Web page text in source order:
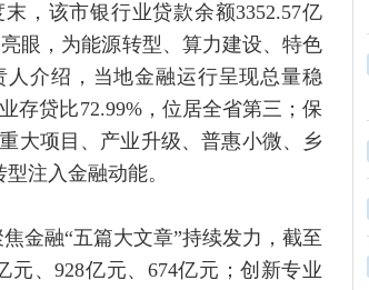
，该市银行业贷款余额3352.57亿
眼，为能源转型、算力建设、特色
介绍，当地金融运行呈现总量稳
存贷比72.99%，位居全省第三；保
大项目、产业升级、普惠小微、乡
注入金融动能。
金融“五篇大文章”持续发力，截至
、928亿元、674亿元；创新专业